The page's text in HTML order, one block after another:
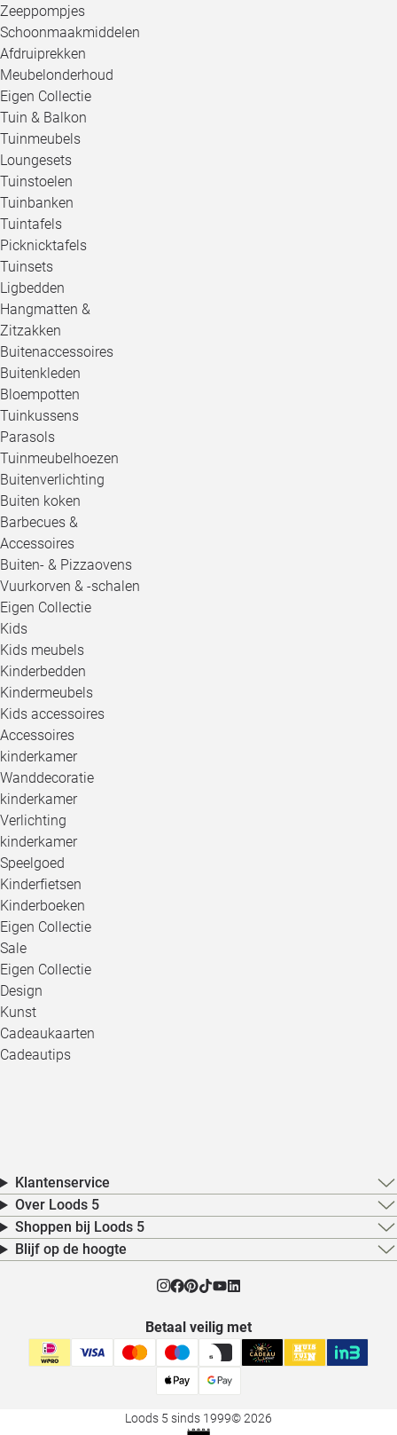
Zeeppompjes
Schoonmaakmiddelen
Afdruiprekken
Meubelonderhoud
Eigen Collectie
Tuin & Balkon
Tuinmeubels
Loungesets
Tuinstoelen
Tuinbanken
Tuintafels
Picknicktafels
Tuinsets
Ligbedden
Hangmatten &
Zitzakken
Buitenaccessoires
Buitenkleden
Bloempotten
Tuinkussens
Parasols
Tuinmeubelhoezen
Buitenverlichting
Buiten koken
Barbecues &
Accessoires
Buiten- & Pizzaovens
Vuurkorven & -schalen
Eigen Collectie
Kids
Kids meubels
Kinderbedden
Kindermeubels
Kids accessoires
Accessoires
kinderkamer
Wanddecoratie
kinderkamer
Verlichting
kinderkamer
Speelgoed
Kinderfietsen
Kinderboeken
Eigen Collectie
Sale
Eigen Collectie
Design
Kunst
Cadeaukaarten
Cadeautips
Klantenservice
Over Loods 5
Shoppen bij Loods 5
Blijf op de hoogte
Betaal veilig met
Loods 5 sinds 1999© 2026